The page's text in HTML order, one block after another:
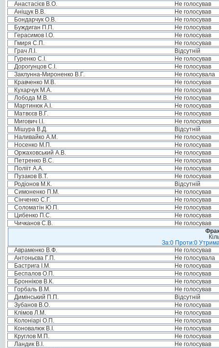
Анастасієв В.О.
Не голосував
Аніщук В.В.
Не голосував
Бондарчук О.В.
Не голосував
Буждиган П.П.
Не голосував
Герасимов І.О.
Не голосував
Гмиря С.П.
Не голосував
Грач Л.І.
Відсутній
Гуренко С.І.
Не голосував
Дорогунцов С.І.
Не голосував
Заклунна-Мироненко В.Г.
Не голосувала
Кравченко М.В.
Не голосував
Кухарчук М.А.
Не голосував
Лобода М.В.
Не голосував
Мартинюк А.І.
Не голосував
Матвєєв В.Г.
Не голосував
Мигович І.І.
Не голосував
Мішура В.Д.
Відсутній
Наливайко А.М.
Не голосував
Носенко М.П.
Не голосував
Оржаховський А.В.
Не голосував
Петренко В.С.
Не голосував
Полііт А.А.
Не голосував
Пузаков В.Т.
Не голосував
Родіонов М.К.
Відсутній
Симоненко П.М.
Не голосував
Сінченко С.Г.
Не голосував
Соломатін Ю.П.
Не голосував
Цибенко П.С.
Не голосував
Чичканов С.В.
Не голосував
За:0 Проти:0
Авраменко В.Ф.
Не голосував
Антоньєва Г.П.
Не голосувала
Бастрига І.М.
Не голосував
Беспалов О.П.
Не голосував
Бронніков В.К.
Не голосував
Горбаль В.М.
Не голосував
Димінський П.П.
Відсутній
Зубанов В.О.
Не голосував
Клімов Л.М.
Не голосував
Колоніарі О.П.
Не голосував
Коновалюк В.І.
Не голосував
Круглов М.П.
Не голосував
Ландик В.І.
Не голосував